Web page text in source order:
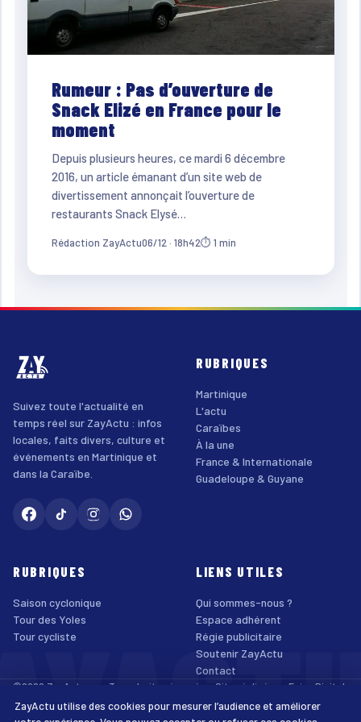
Rumeur : Pas d’ouverture de
Snack Elizé en France pour le
moment
Depuis plusieurs heures, ce mardi 6 décembre
2016, un article émanant d’un site web de
divertissement annonçait l’ouverture de
restaurants Snack Elysé…
Rédaction ZayActu06/12 · 18h42⏱ 1 min
Suivez toute l'actualité en
temps réel sur ZayActu : infos
locales, faits divers, culture et
événements en Martinique et
dans la Caraïbe.
RUBRIQUES
Martinique
L'actu
Caraïbes
À la une
France & Internationale
Guadeloupe & Guyane
RUBRIQUES
Saison cyclonique
Tour des Yoles
Tour cycliste
LIENS UTILES
Qui sommes-nous ?
Espace adhérent
Régie publicitaire
Soutenir ZayActu
Contact
©2026 ZayActu.org. Tous droits réservés. · Site réalisé par Enjoy Digital
Agency
Mentions légales
Confidentialité Cookies Accessibilité
ZayActu utilise des cookies pour mesurer l’audience et améliorer